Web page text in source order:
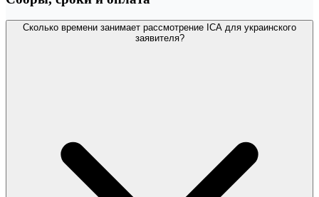
Сколько времени занимает рассмотрение ICA для украинского
заявителя?